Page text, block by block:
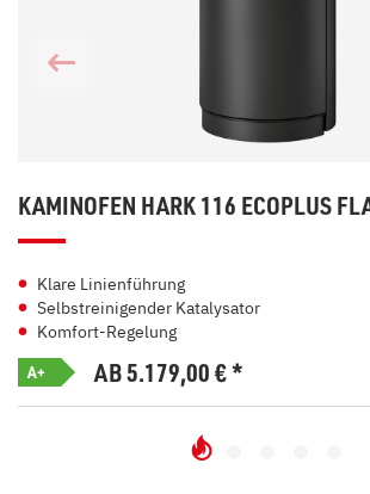
KAMINOFEN HARK 116 ECOPLUS
Klare Linienführung
Selbstreinigender Katalysator
Komfort-Regelung
A+ AB 5.179,00€*